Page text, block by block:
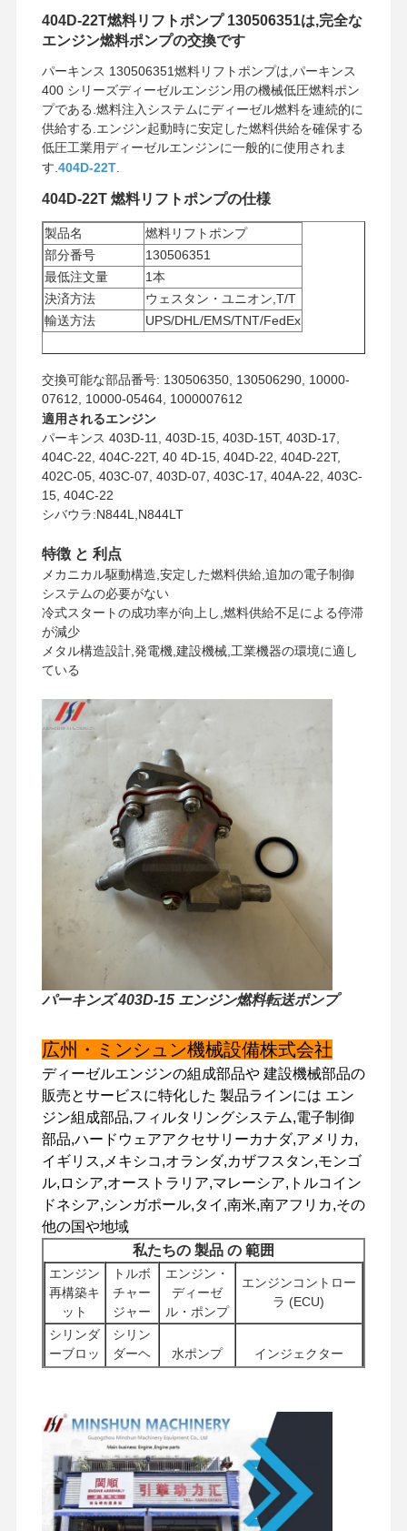
家へ 製品 VRショー
わたしたち
に つい て
工場 ツアー 品質管理
連絡 くださ
い
ニュース
事件
パーキンズ エンジン
クボタエンジン
イスズウエンジン
カミンズエンジン
404D-22T燃料リフトポンプ 130506351は,完全な
エンジン燃料ポンプの交換です
パーキンス 130506351燃料リフトポンプは,パーキンス
400 シリーズディーゼルエンジン用の機械低圧燃料ポン
プである.燃料注入システムにディーゼル燃料を連続的に
供給する.エンジン起動時に安定した燃料供給を確保する
低圧工業用ディーゼルエンジンに一般的に使用されま
す. 404D-22T.
404D-22T 燃料リフトポンプの仕様
製品名
燃料リフトポンプ
部分番号
130506351
最低注文量
1本
決済方法
ウェスタン・ユニオン,T/T
輸送方法
UPS/DHL/EMS/TNT/FedEx
交換可能な部品番号: 130506350, 130506290, 10000-
07612, 10000-05464, 1000007612
適用されるエンジン
パーキンス 403D-11, 403D-15, 403D-15T, 403D-17,
404C-22, 404C-22T, 40 4D-15, 404D-22, 404D-22T,
402C-05, 403C-07, 403D-07, 403C-17, 404A-22, 403C-
15, 404C-22
シバウラ:N844L,N844LT
特徴 と 利点
メカニカル駆動構造,安定した燃料供給,追加の電子制御
システムの必要がない
冷式スタートの成功率が向上し,燃料供給不足による停滞
が減少
メタル構造設計,発電機,建設機械,工業機器の環境に適し
ている
パーキンズ 403D-15 エンジン燃料転送ポンプ
広州・ミンシュン機械設備株式会社
ディーゼルエンジンの組成部品や 建設機械部品の
販売とサービスに特化した 製品ラインには エン
ジン組成部品,フィルタリングシステム,電子制御
部品,ハードウェアアクセサリーカナダ,アメリカ,
イギリス,メキシコ,オランダ,カザフスタン,モンゴ
ル,ロシア,オーストラリア,マレーシア,トルコイン
ドネシア,シンガポール,タイ,南米,南アフリカ,その
他の国や地域
私たちの 製品 の 範囲
エンジン
再構築キ
ット
トルボ
チャー
ジャー
エンジン・
ディーゼ
ル・ポンプ
エンジンコントロー
ラ (ECU)
シリンダ
ーブロッ
ク
シリン
ダーヘ
ッド
水ポンプ インジェクター
ーモータ
ー
ター
サリー
掘削機用水力ポンプ
スウィー
ブルコン
ポーネン
ト
配送バ
ルブ
トラベルモ
ーターの組
立物
シャーシ部品及びそ
の他のアクセサリー